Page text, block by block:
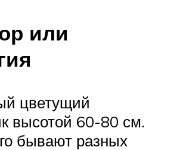
или
цветущий
высотой 60-80 см.
бывают разных